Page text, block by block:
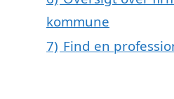
kommune
7) Find en